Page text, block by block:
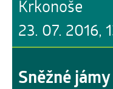
23. 07. 2016,
Krkonoše
Sněžné jámy